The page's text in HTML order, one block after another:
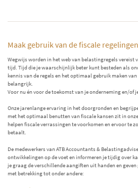
Maak gebruik van de fiscale
Wegwijs worden in het web van belastingregels vereist
tijd. Tijd die je waarschijnlijk beter kunt besteden als
kennis van de regels en het optimaal gebruik maken
belangrijk.
Voor nu én voor de toekomst van je onderneming en/of
Onze jarenlange ervaring in het doorgronden en
met het optimaal benutten van fiscale kansen zit in
helpen fiscale verrassingen te voorkomen en ervoor te
betaalt.
De medewerkers van ATB Accountants &
ontwikkelingen op de voet en informeren je tijdig over
je graag de verschillende aangiften uit handen en
met betrekking tot onder andere: